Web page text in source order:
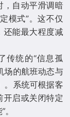
，自动平滑调暗
模式”。这不仅
还能最大程度减
传统的“信息孤
场的航班动态与
。系统可根据客
开启或关闭特定